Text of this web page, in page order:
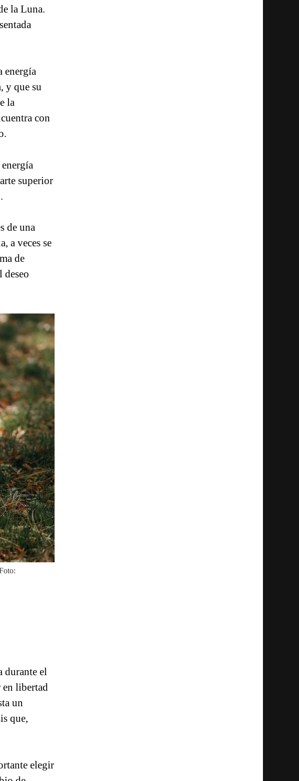
la Luna.
energía
y que su
la
con
superior
de una
a veces se
de
deseo
durante el
en libertad
un
que,
elegir